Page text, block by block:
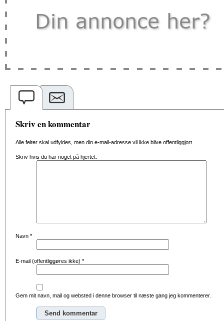
Skriv en kommentar
Alle felter skal udfyldes, men din e-mail-adresse vil ikke blive offentliggjort.
Skriv hvis du har noget på hjertet:
Navn *
E-mail (offentliggøres ikke) *
Gem mit navn, mail og websted i denne browser til næste gang jeg kommenterer.